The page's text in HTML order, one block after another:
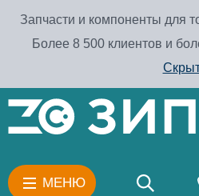
Запчасти и компоненты для
Более 8 500 клиентов и
МЕНЮ